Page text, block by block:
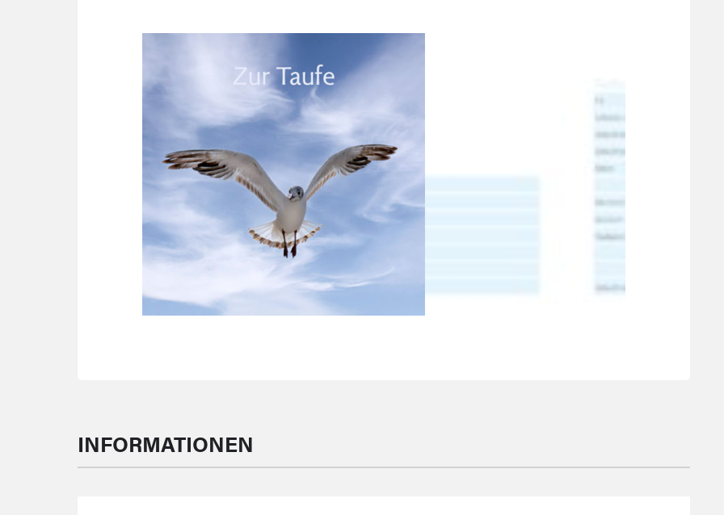
INFORMATIONEN